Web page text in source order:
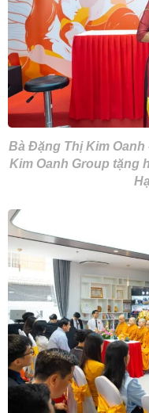
Bà Đặng Thị Kim Oanh
Kim Oanh Group tặng